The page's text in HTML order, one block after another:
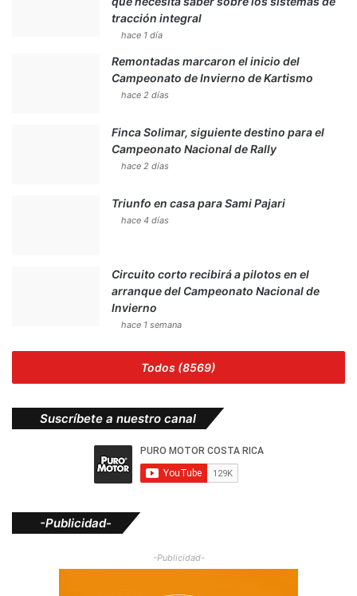
tracción integral
hace 1 día
Remontadas marcaron el inicio del
Campeonato de Invierno de Kartismo
hace 2 días
Finca Solimar, siguiente destino para el
Campeonato Nacional de Rally
hace 2 días
Triunfo en casa para Sami Pajari
hace 4 días
Circuito corto recibirá a pilotos en el
arranque del Campeonato Nacional de
Invierno
hace 1 semana
Todos (8569)
Suscríbete a nuestro canal
-Publicidad-
-Publicidad-